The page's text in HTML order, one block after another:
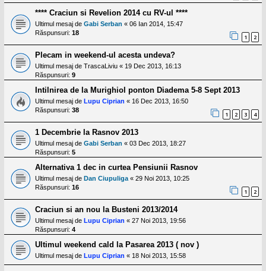
**** Craciun si Revelion 2014 cu RV-ul ****
Ultimul mesaj de Gabi Serban « 06 Ian 2014, 15:47
Răspunsuri: 18
1 2
Plecam in weekend-ul acesta undeva?
Ultimul mesaj de TrascaLiviu « 19 Dec 2013, 16:13
Răspunsuri: 9
Intilnirea de la Murighiol ponton Diadema 5-8 Sept 2013
Ultimul mesaj de Lupu Ciprian « 16 Dec 2013, 16:50
Răspunsuri: 38
1 2 3 4
1 Decembrie la Rasnov 2013
Ultimul mesaj de Gabi Serban « 03 Dec 2013, 18:27
Răspunsuri: 5
Alternativa 1 dec in curtea Pensiunii Rasnov
Ultimul mesaj de Dan Ciupuliga « 29 Noi 2013, 10:25
Răspunsuri: 16
1 2
Craciun si an nou la Busteni 2013/2014
Ultimul mesaj de Lupu Ciprian « 27 Noi 2013, 19:56
Răspunsuri: 4
Ultimul weekend cald la Pasarea 2013 ( nov )
Ultimul mesaj de Lupu Ciprian « 18 Noi 2013, 15:58